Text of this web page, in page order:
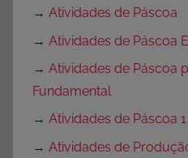
→ Atividades de Páscoa
→ Atividades de Páscoa
→ Atividades de Páscoa
Fundamental
→ Atividades de Páscoa
→ Atividades de